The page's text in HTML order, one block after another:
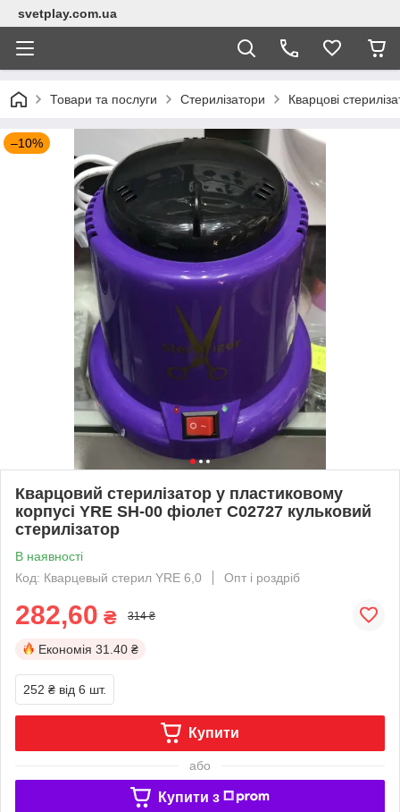
svetplay.com.ua
Товари та послуги Стерилізатори Кварцові
–10%
Кварцовий стерилізатор у пластиковому
корпусі YRE SH-00 фіолет С02727 кульковий
стерилізатор
В наявності
Код: Кварцевый стерил YRE 6,0
Опт і роздріб
282,60 ₴ 314 ₴
Економія 31.40 ₴
252 ₴ від 6 шт.
Купити
або
Купити з